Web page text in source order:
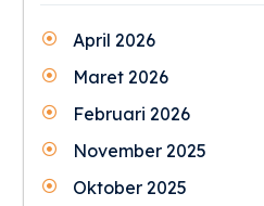
April 2026
Maret 2026
Februari 2026
November 2025
Oktober 2025